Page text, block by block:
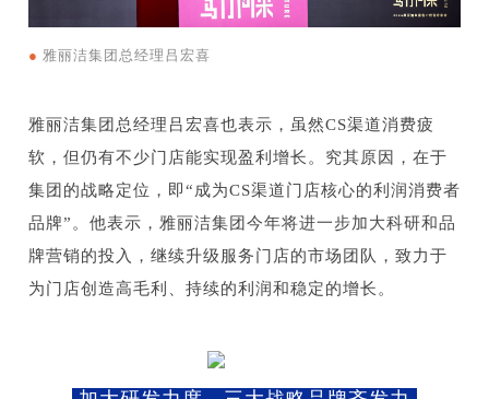
● 雅丽洁集团总经理吕宏喜
雅丽洁集团总经理吕宏喜也表示，虽然CS渠道消费疲
软，但仍有不少门店能实现盈利增长。究其原因，在于
集团的战略定位，即“成为CS渠道门店核心的利润消费者
品牌”。他表示，雅丽洁集团今年将进一步加大科研和品
牌营销的投入，继续升级服务门店的市场团队，致力于
为门店创造高毛利、持续的利润和稳定的增长。